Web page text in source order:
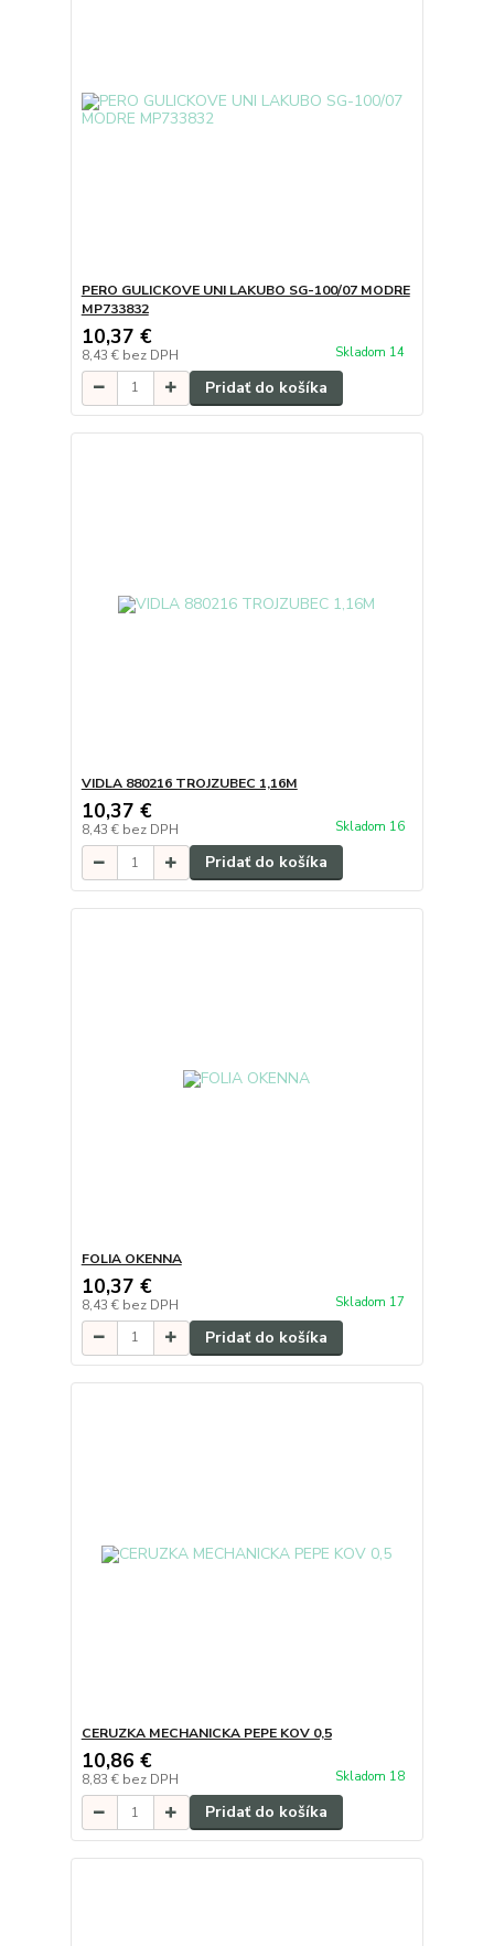
PERO GULICKOVE UNI LAKUBO SG-100/07 MODRE
MP733832
10,37 €
8,43 € bez DPH Skladom 14
Pridať do košíka
VIDLA 880216 TROJZUBEC 1,16M
10,37 €
8,43 € bez DPH Skladom 16
Pridať do košíka
FOLIA OKENNA
10,37 €
8,43 € bez DPH Skladom 17
Pridať do košíka
CERUZKA MECHANICKA PEPE KOV 0,5
10,86 €
8,83 € bez DPH Skladom 18
Pridať do košíka